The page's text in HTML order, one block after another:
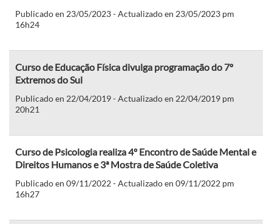
Publicado en 23/05/2023 - Actualizado en 23/05/2023 pm
16h24
Curso de Educação Física divulga programação do 7º
Extremos do Sul
Publicado en 22/04/2019 - Actualizado en 22/04/2019 pm
20h21
Curso de Psicologia realiza 4º Encontro de Saúde Mental e
Direitos Humanos e 3ª Mostra de Saúde Coletiva
Publicado en 09/11/2022 - Actualizado en 09/11/2022 pm
16h27